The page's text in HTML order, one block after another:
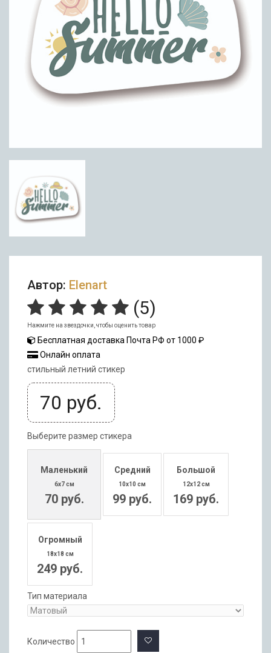
Автор: Elenart
(5)
Нажмите на звездочки, чтобы оценить товар
Бесплатная доставка Почта РФ от 1000 ₽
Онлайн оплата
стильный летний стикер
70 руб.
Выберите размер стикера
Маленький
6x7 см
70 руб.
Средний
10x10 см
99 руб.
Большой
12x12 см
169 руб.
Огромный
18x18 см
249 руб.
Тип материала
Количество